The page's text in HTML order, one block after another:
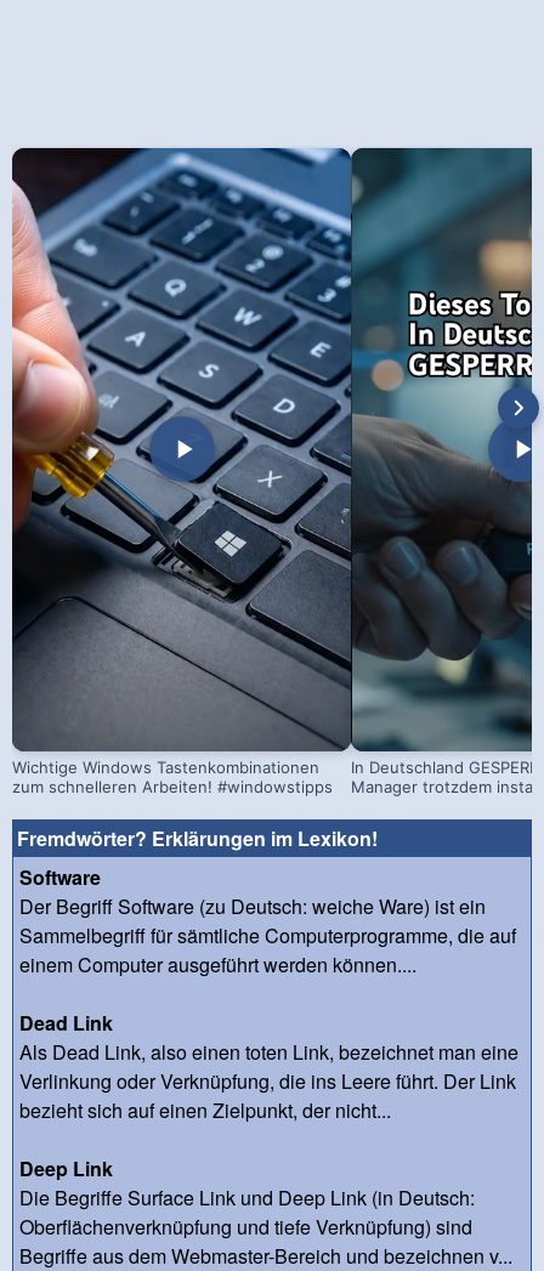
Wichtige Windows Tastenkombinationen
zum schnelleren Arbeiten! #windowstipps
In Deutschland
Manager trotzdem
Fremdwörter? Erklärungen im Lexikon!
Software
Der Begriff Software (zu Deutsch: weiche Ware) ist ein
Sammelbegriff für sämtliche Computerprogramme, die auf
einem Computer ausgeführt werden können....
Dead Link
Als Dead Link, also einen toten Link, bezeichnet man eine
Verlinkung oder Verknüpfung, die ins Leere führt. Der Link
bezieht sich auf einen Zielpunkt, der nicht...
Deep Link
Die Begriffe Surface Link und Deep Link (in Deutsch:
Oberflächenverknüpfung und tiefe Verknüpfung) sind
Begriffe aus dem Webmaster-Bereich und bezeichnen v...